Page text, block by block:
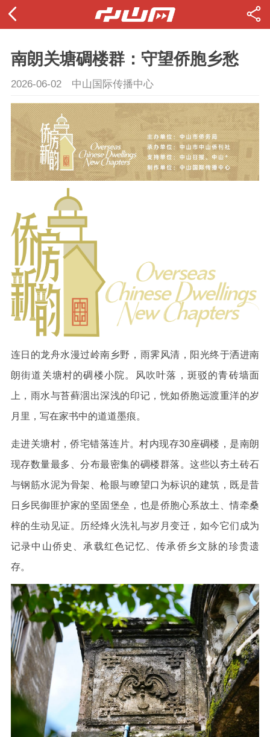
南朗关塘碉楼群：守望侨胞乡愁
2026-06-02 中山国际传播中心
连日的龙舟水漫过岭南乡野，雨霁风清，阳光终于洒进南
朗街道关塘村的碉楼小院。风吹叶落，斑驳的青砖墙面
上，雨水与苔藓洇出深浅的印记，恍如侨胞远渡重洋的岁
月里，写在家书中的道道墨痕。
走进关塘村，侨宅错落连片。村内现存30座碉楼，是南朗
现存数量最多、分布最密集的碉楼群落。这些以夯土砖石
与钢筋水泥为骨架、枪眼与瞭望口为标识的建筑，既是昔
日乡民御匪护家的坚固堡垒，也是侨胞心系故土、情牵桑
梓的生动见证。历经烽火洗礼与岁月变迁，如今它们成为
记录中山侨史、承载红色记忆、传承侨乡文脉的珍贵遗
存。